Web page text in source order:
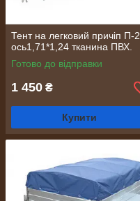
Тент на легковий причіп П-2
ось1,71*1,24 тканина ПВХ.
Готово до відправки
1 450 ₴
Купити